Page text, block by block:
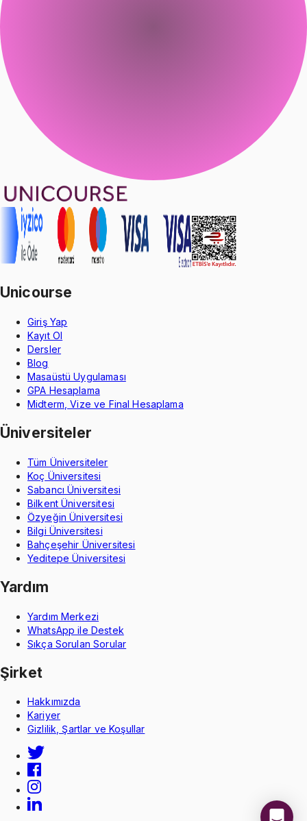
Unicourse
Giriş Yap
Kayıt Ol
Dersler
Blog
Masaüstü Uygulaması
GPA Hesaplama
Midterm, Vize ve Final Hesaplama
Üniversiteler
Tüm Üniversiteler
Koç Üniversitesi
Sabancı Üniversitesi
Bilkent Üniversitesi
Özyeğin Üniversitesi
Bilgi Üniversitesi
Bahçeşehir Üniversitesi
Yeditepe Üniversitesi
Yardım
Yardım Merkezi
WhatsApp ile Destek
Sıkça Sorulan Sorular
Şirket
Hakkımızda
Kariyer
Gizlilik, Şartlar ve Koşullar